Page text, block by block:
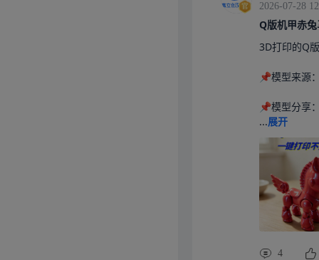
2026-07-28
Q版机甲赤
3D打印的Q
📌模型来源
📌模型分享
...展开
4